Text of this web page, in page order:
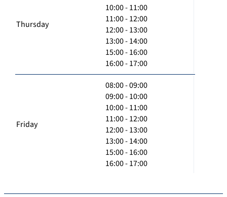
Thursday
10:00 - 11:00
11:00 - 12:00
12:00 - 13:00
13:00 - 14:00
15:00 - 16:00
16:00 - 17:00
Friday
08:00 - 09:00
09:00 - 10:00
10:00 - 11:00
11:00 - 12:00
12:00 - 13:00
13:00 - 14:00
15:00 - 16:00
16:00 - 17:00